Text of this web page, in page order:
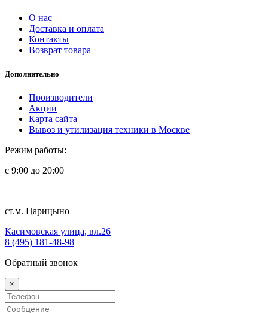
О нас
Доставка и оплата
Контакты
Возврат товара
Дополнительно
Производители
Акции
Карта сайта
Вывоз и утилизация техники в Москве
Режим работы:
с 9:00 до 20:00
ст.м. Царицыно
Касимовская улица, вл.26
8 (495) 181-48-98
Обратный звонок
×